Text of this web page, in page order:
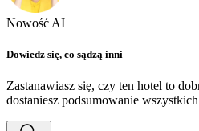
Nowość AI
Dowiedz się, co sądzą inni
Zastanawiasz się, czy ten hotel to
dostaniesz podsumowanie